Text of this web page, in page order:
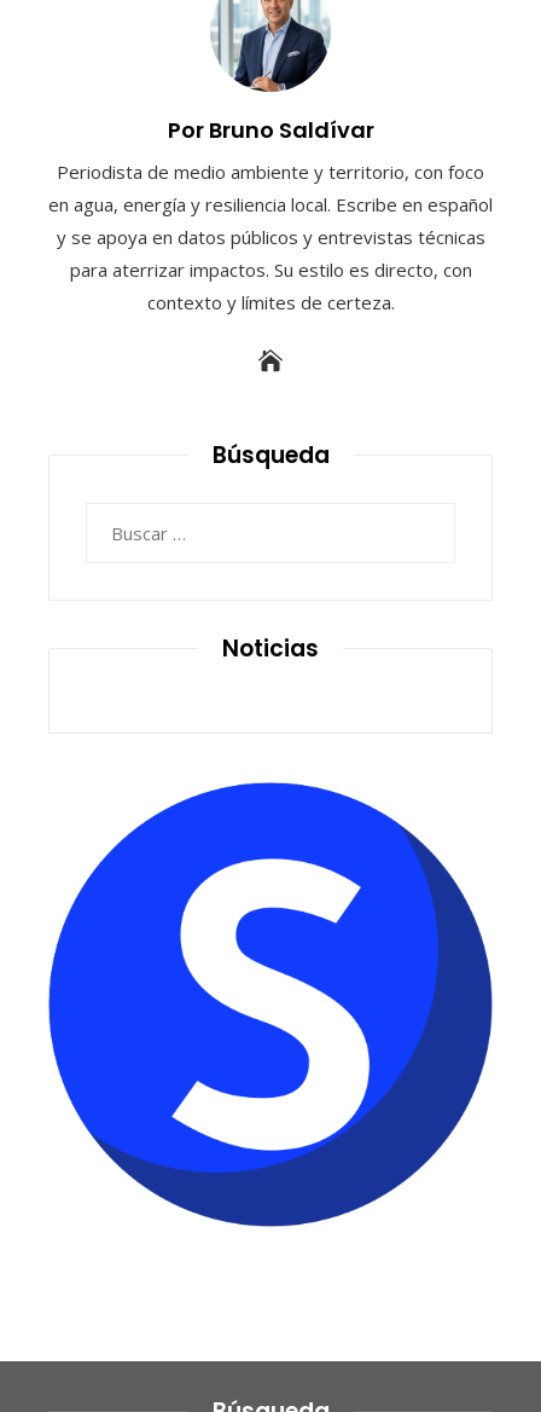
Por Bruno Saldívar
Periodista de medio ambiente y territorio, con foco
en agua, energía y resiliencia local. Escribe en español
y se apoya en datos públicos y entrevistas técnicas
para aterrizar impactos. Su estilo es directo, con
contexto y límites de certeza.
Búsqueda
Noticias